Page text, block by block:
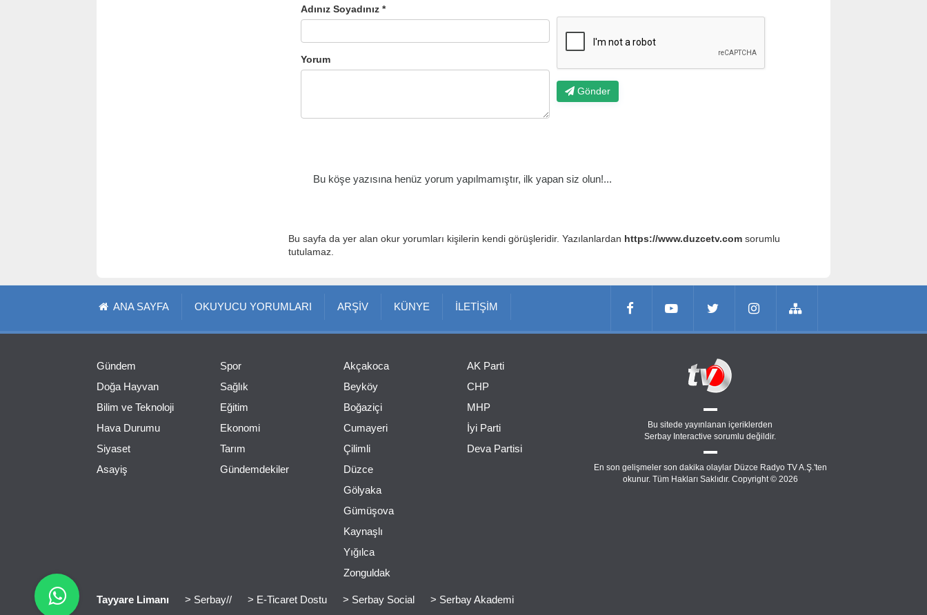
Adınız Soyadınız *
Yorum
Gönder
Bu köşe yazısına henüz yorum yapılmamıştır, ilk yapan siz olun!...
Bu sayfa da yer alan okur yorumları kişilerin kendi görüşleridir. Yazılanlardan https://www.duzcetv.comsorumlu
tutulamaz.
ANA SAYFA OKUYUCU YORUMLARI ARŞİV KÜNYE İLETİŞİM
Gündem
Doğa Hayvan
Bilim ve Teknoloji
Hava Durumu
Siyaset
Asayiş
Spor
Sağlık
Eğitim
Ekonomi
Tarım
Gündemdekiler
Akçakoca
Beyköy
Boğaziçi
Cumayeri
Çilimli
Düzce
Gölyaka
Gümüşova
Kaynaşlı
Yığılca
Zonguldak
AK Parti
CHP
MHP
İyi Parti
Deva Partisi
Bu sitede yayınlanan içeriklerden
Serbay Interactive sorumlu değildir.
En son gelişmeler son dakika olaylar Düzce Radyo TV A.Ş.'ten
okunur. Tüm Hakları Saklıdır. Copyright © 2026
Tayyare Limanı > Serbay// > E-Ticaret Dostu > Serbay Social > Serbay Akademi